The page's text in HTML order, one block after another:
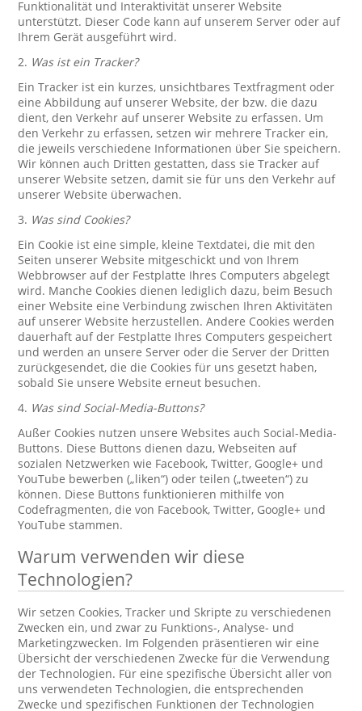
Funktionalität und Interaktivität unserer Website
unterstützt. Dieser Code kann auf unserem Server oder auf
Ihrem Gerät ausgeführt wird.
2. Was ist ein Tracker?
Ein Tracker ist ein kurzes, unsichtbares Textfragment oder
eine Abbildung auf unserer Website, der bzw. die dazu
dient, den Verkehr auf unserer Website zu erfassen. Um
den Verkehr zu erfassen, setzen wir mehrere Tracker ein,
die jeweils verschiedene Informationen über Sie speichern.
Wir können auch Dritten gestatten, dass sie Tracker auf
unserer Website setzen, damit sie für uns den Verkehr auf
unserer Website überwachen.
3. Was sind Cookies?
Ein Cookie ist eine simple, kleine Textdatei, die mit den
Seiten unserer Website mitgeschickt und von Ihrem
Webbrowser auf der Festplatte Ihres Computers abgelegt
wird. Manche Cookies dienen lediglich dazu, beim Besuch
einer Website eine Verbindung zwischen Ihren Aktivitäten
auf unserer Website herzustellen. Andere Cookies werden
dauerhaft auf der Festplatte Ihres Computers gespeichert
und werden an unsere Server oder die Server der Dritten
zurückgesendet, die die Cookies für uns gesetzt haben,
sobald Sie unsere Website erneut besuchen.
4. Was sind Social-Media-Buttons?
Außer Cookies nutzen unsere Websites auch Social-Media-
Buttons. Diese Buttons dienen dazu, Webseiten auf
sozialen Netzwerken wie Facebook, Twitter, Google+ und
YouTube bewerben („liken“) oder teilen („tweeten“) zu
können. Diese Buttons funktionieren mithilfe von
Codefragmenten, die von Facebook, Twitter, Google+ und
YouTube stammen.
Warum verwenden wir diese
Technologien?
Wir setzen Cookies, Tracker und Skripte zu verschiedenen
Zwecken ein, und zwar zu Funktions-, Analyse- und
Marketingzwecken. Im Folgenden präsentieren wir eine
Übersicht der verschiedenen Zwecke für die Verwendung
der Technologien. Für eine spezifische Übersicht aller von
uns verwendeten Technologien, die entsprechenden
Zwecke und spezifischen Funktionen der Technologien